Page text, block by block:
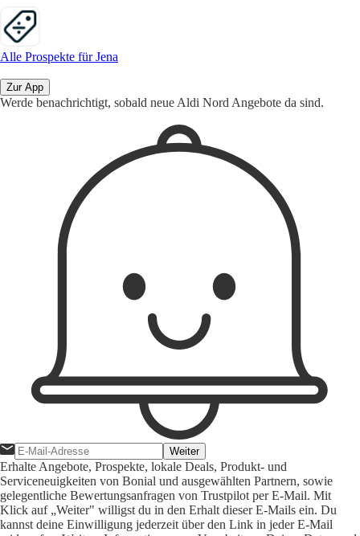
Alle Prospekte für Jena
Zur App
Werde benachrichtigt, sobald neue Aldi Nord Angebote da sind.
Weiter
Erhalte Angebote, Prospekte, lokale Deals, Produkt- und
Serviceneuigkeiten von Bonial und ausgewählten Partnern, sowie
gelegentliche Bewertungsanfragen von Trustpilot per E-Mail. Mit
Klick auf „Weiter" willigst du in den Erhalt dieser E-Mails ein. Du
kannst deine Einwilligung jederzeit über den Link in jeder E-Mail